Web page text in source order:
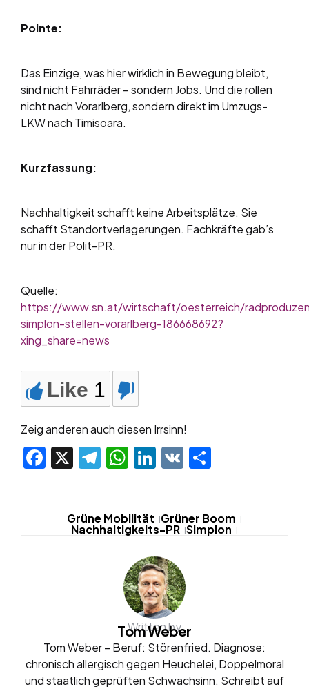
Pointe:
Das Einzige, was hier wirklich in Bewegung bleibt,
sind nicht Fahrräder – sondern Jobs. Und die rollen
nicht nach Vorarlberg, sondern direkt im Umzugs-
LKW nach Timisoara.
Kurzfassung:
Nachhaltigkeit schafft keine Arbeitsplätze. Sie
schafft Standortverlagerungen. Fachkräfte gab’s
nur in der Polit-PR.
Quelle:
https://www.sn.at/wirtschaft/oesterreich/
simplon-stellen-vorarlberg-186668692?
xing_share=news
Like 1
Zeig anderen auch diesen Irrsinn!
Facebook
X Telegram
WhatsApp
LinkedIn
VK
Grüne Mobilität 1Grüner Boom 1
Nachhaltigkeits-PR 1Simplon 1
Written by
Tom Weber
Tom Weber – Beruf: Störenfried. Diagnose:
chronisch allergisch gegen Heuchelei, Doppelmoral
und staatlich geprüften Schwachsinn. Schreibt auf